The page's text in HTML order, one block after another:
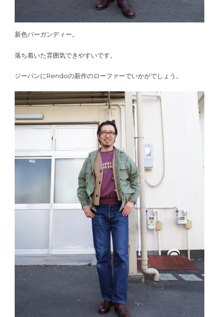
新色バーガンディー。
落ち着いた雰囲気できやすいです。
ジーパンにRendoの新作のローファーでいかがでしょう。